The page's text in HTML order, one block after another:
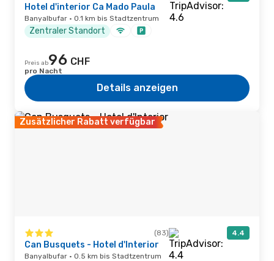
Hotel d'interior Ca Mado Paula
Banyalbufar · 0.1 km bis Stadtzentrum
Zentraler Standort
Preis ab96 CHF
pro Nacht
Details anzeigen
Zusätzlicher Rabatt verfügbar
(83) 4.4
Can Busquets - Hotel d'Interior
Banyalbufar · 0.5 km bis Stadtzentrum